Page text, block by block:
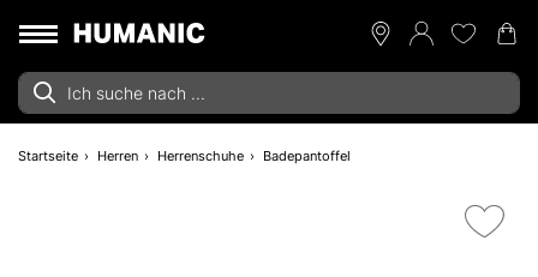
Startseite Herren Herrenschuhe Badepantoffel